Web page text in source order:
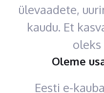
ülevaadete,
kaudu. Et
Oleme
Eesti e-